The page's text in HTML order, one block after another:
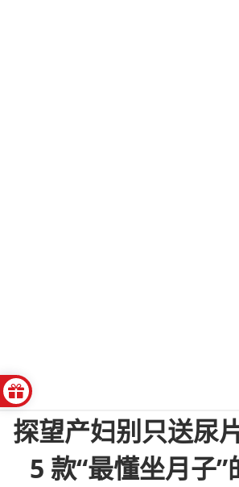
探望产妇别只送尿
5 款“最懂坐月子”